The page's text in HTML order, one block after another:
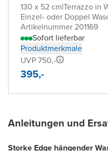
130 x 52 cm|Terrazzo in
Einzel- oder Doppel
Artikelnummer 201169
Sofort lieferbar
Produktmerkmale
UVP 750,-
395,-
Anleitungen und
Storke Edge hängender